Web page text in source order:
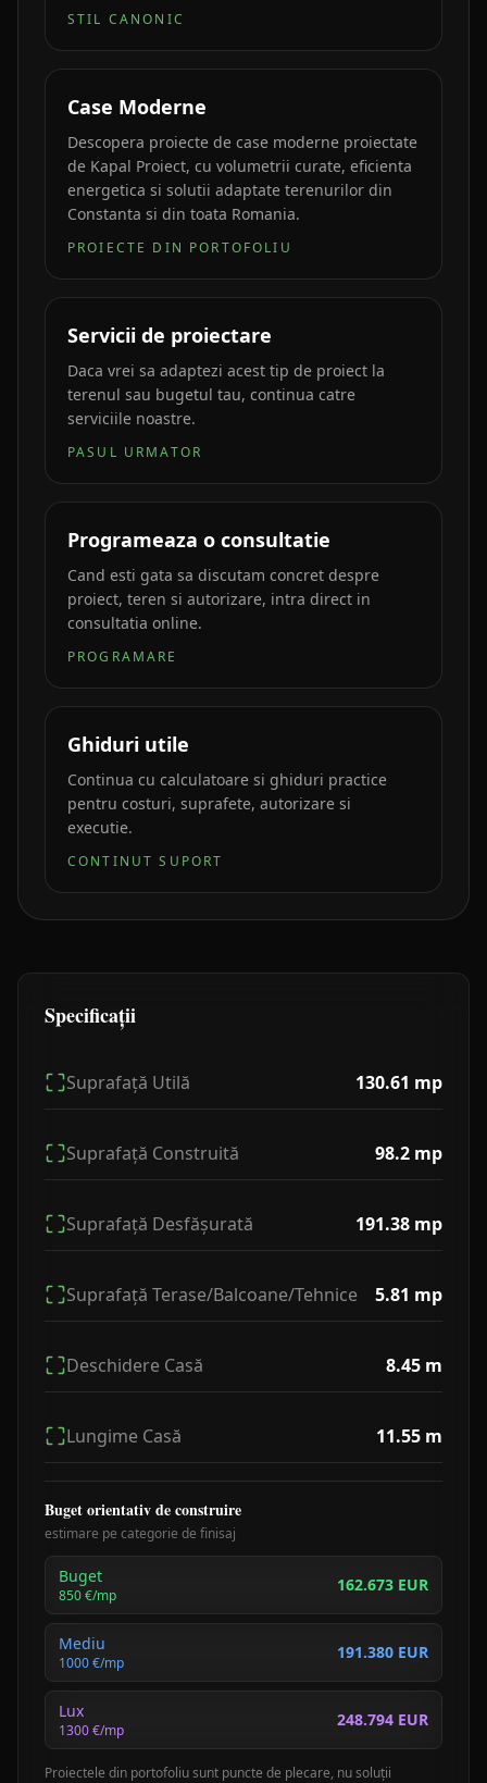
STIL CANONIC
Case Moderne
Descopera proiecte de case moderne proiectate
de Kapal Proiect, cu volumetrii curate, eficienta
energetica si solutii adaptate terenurilor din
Constanta si din toata Romania.
PROIECTE DIN PORTOFOLIU
Servicii de proiectare
Daca vrei sa adaptezi acest tip de proiect la
terenul sau bugetul tau, continua catre
serviciile noastre.
PASUL URMATOR
Programeaza o consultatie
Cand esti gata sa discutam concret despre
proiect, teren si autorizare, intra direct in
consultatia online.
PROGRAMARE
Ghiduri utile
Continua cu calculatoare si ghiduri practice
pentru costuri, suprafete, autorizare si
executie.
CONTINUT SUPORT
Specificații
Suprafață Utilă 130.61 mp
Suprafață Construită 98.2 mp
Suprafață Desfășurată 191.38 mp
Suprafață Terase/Balcoane/Tehnice 5.81 mp
Deschidere Casă 8.45 m
Lungime Casă 11.55 m
Buget orientativ de construire
estimare pe categorie de finisaj
Buget
850€/mp
162.673 EUR
Mediu
1000€/mp
191.380 EUR
Lux
1300€/mp
248.794 EUR
Proiectele din portofoliu sunt puncte de plecare, nu soluții